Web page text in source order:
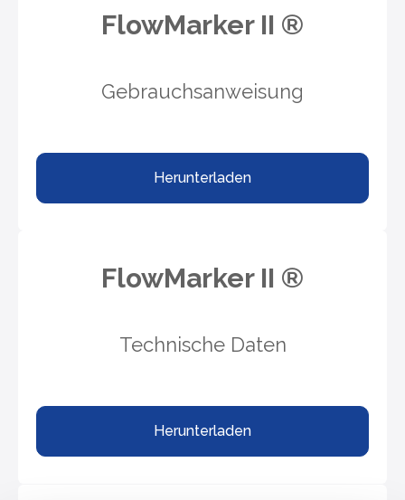
FlowMarker II ®
Gebrauchsanweisung
Herunterladen
FlowMarker II ®
Technische Daten
Herunterladen